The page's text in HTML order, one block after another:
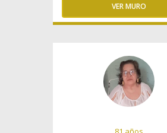
VER MURO